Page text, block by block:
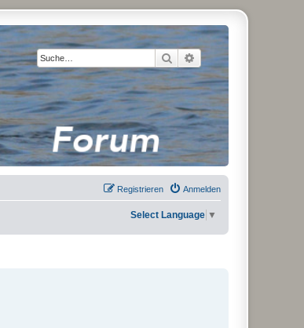
Suche Erweiterte Suche
Anmelden
Registrieren
Select Language ▼